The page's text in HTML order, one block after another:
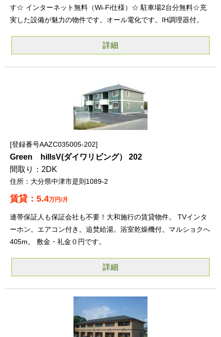
す☆ インターネット無料（Wi-Fi仕様）☆ 駐車場2台分無料☆充
実した設備が魅力の物件です。オール電化です。IH調理器付。
詳細
登録番号AAZC035005-202
Green hillsV(ダイワリビング） 202
2DK
大分県中津市是則1089-2
5.4万円/月
連帯保証人も保証会社も不要！大和施行の賃貸物件。 TVインタ
ーホン。エアコン付き。追焚給湯。浴室乾燥機付。マルショクへ
405m。 敷金・礼金０円です。
詳細